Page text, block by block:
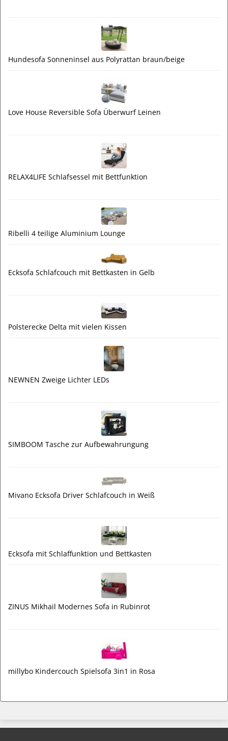
Hundesofa Sonneninsel aus Polyrattan braun/beige
Love House Reversible Sofa Überwurf Leinen
RELAX4LIFE Schlafsessel mit Bettfunktion
Ribelli 4 teilige Aluminium Lounge
Ecksofa Schlafcouch mit Bettkasten in Gelb
Polsterecke Delta mit vielen Kissen
NEWNEN Zweige Lichter LEDs
SIMBOOM Tasche zur Aufbewahrungung
Mivano Ecksofa Driver Schlafcouch in Weiß
Ecksofa mit Schlaffunktion und Bettkasten
ZINUS Mikhail Modernes Sofa in Rubinrot
millybo Kindercouch Spielsofa 3in1 in Rosa